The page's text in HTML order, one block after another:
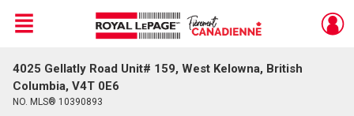
Live
En Direct
Menu
4025 Gellatly Road Unit# 159, West Kelowna, British
Columbia, V4T 0E6
NO. MLS® 10390893